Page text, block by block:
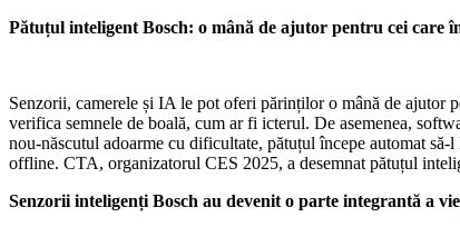
Pătuțul inteligent Bosch: o mână de ajutor pentru cei care
Senzorii, camerele și IA le pot oferi părinților o mână de
verifica semnele de boală, cum ar fi icterul. De asemenea,
nou-născutul adoarme cu dificultate, pătuțul începe automat
offline. CTA, organizatorul CES 2025, a desemnat pătuțul
Senzorii inteligenți Bosch au devenit o parte integrantă a